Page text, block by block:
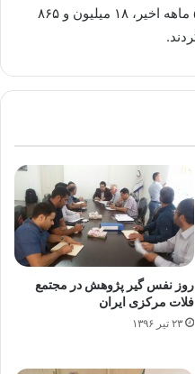
افزون بر این، معادن یاد شده طی ۵ ماهه اخیر، ۱۸ میلیون و ۸۶۵
روز نفس گیر پژوهش در مجتمع
فلات مرکزی ایران
۲۳ تیر ۱۳۹۶